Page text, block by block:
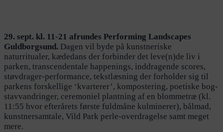
29. sept. kl. 11-21 afrundes Performing Landscapes
Guldborgsund. Dagen vil byde på kunstneriske
naturritualer, kædedans der forbinder det leve(n)de liv i
parken, transcendentale happenings, inddragende scores,
støvdrager-performance, tekstlæsning der forholder sig til
parkens forskellige ‘kvarterer’, kompostering, poetiske bog-
stavvandringer, ceremoniel plantning af en blommetræ (kl.
11:55 hvor efterårets første fuldmåne kulminerer), bålmad,
kunstnersamtale, Vild Park perle-overdragelse samt meget
mere.